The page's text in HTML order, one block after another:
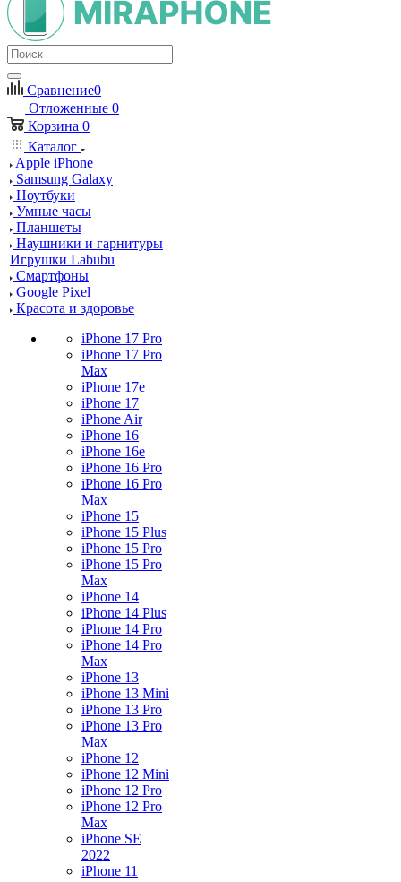
Сравнение0
Отложенные 0
Корзина 0
Каталог
Apple iPhone
Samsung Galaxy
Ноутбуки
Умные часы
Планшеты
Наушники и гарнитуры
Игрушки Labubu
Смартфоны
Google Pixel
Красота и здоровье
iPhone 17 Pro
iPhone 17 Pro
Max
iPhone 17e
iPhone 17
iPhone Air
iPhone 16
iPhone 16e
iPhone 16 Pro
iPhone 16 Pro
Max
iPhone 15
iPhone 15 Plus
iPhone 15 Pro
iPhone 15 Pro
Max
iPhone 14
iPhone 14 Plus
iPhone 14 Pro
iPhone 14 Pro
Max
iPhone 13
iPhone 13 Mini
iPhone 13 Pro
iPhone 13 Pro
Max
iPhone 12
iPhone 12 Mini
iPhone 12 Pro
iPhone 12 Pro
Max
iPhone SE
2022
iPhone 11